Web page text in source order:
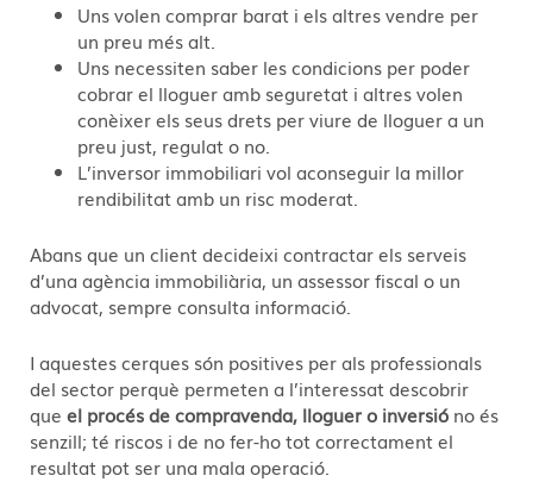
Uns volen comprar barat i els altres vendre per
un preu més alt.
Uns necessiten saber les condicions per poder
cobrar el lloguer amb seguretat i altres volen
conèixer els seus drets per viure de lloguer a un
preu just, regulat o no.
L’inversor immobiliari vol aconseguir la millor
rendibilitat amb un risc moderat.
Abans que un client decideixi contractar els serveis
d’una agència immobiliària, un assessor fiscal o un
advocat, sempre consulta informació.
I aquestes cerques són positives per als professionals
del sector perquè permeten a l’interessat descobrir
que el procés de compravenda, lloguer o inversió no és
senzill; té riscos i de no fer-ho tot correctament el
resultat pot ser una mala operació.